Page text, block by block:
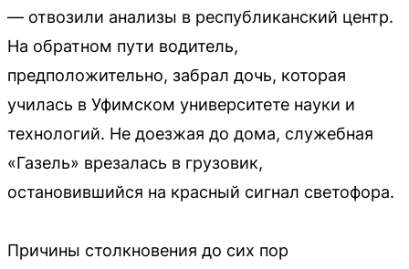
— отвозили анализы в республиканский центр.
На обратном пути водитель,
предположительно, забрал дочь, которая
училась в Уфимском университете науки и
технологий. Не доезжая до дома, служебная
«Газель» врезалась в грузовик,
остановившийся на красный сигнал светофора.
Причины столкновения до сих пор